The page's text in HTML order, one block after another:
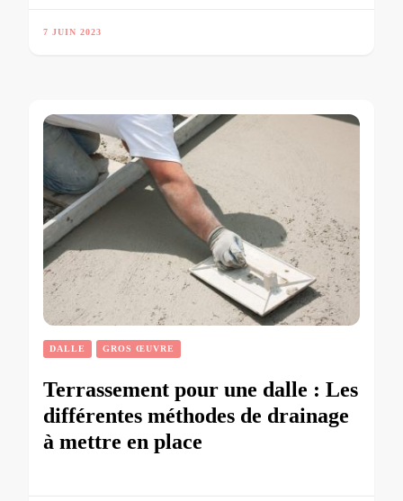
7 JUIN 2023
DALLE GROS ŒUVRE
Terrassement pour une dalle : Les
différentes méthodes de drainage
à mettre en place